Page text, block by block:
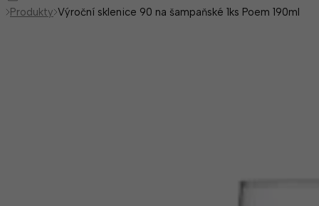
Produkty Výroční sklenice 90 na šampaňské 1ks Poem 190ml